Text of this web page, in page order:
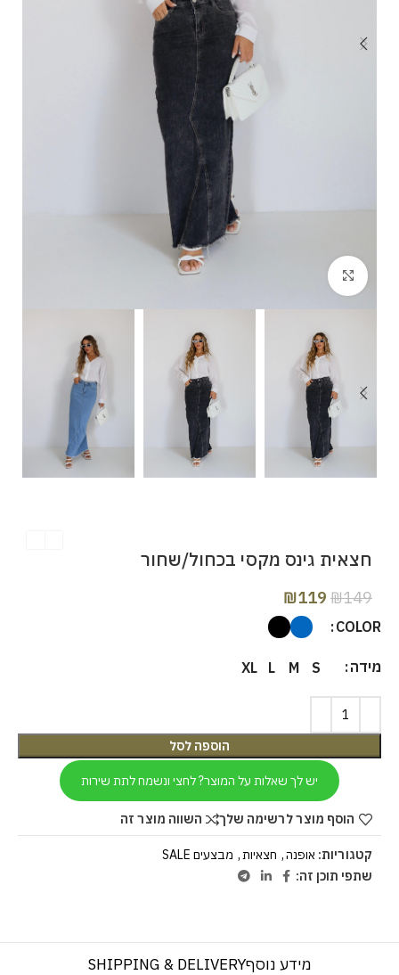
Click to enlarge
חצאית גינס מקסי בכחול/שחור
₪149
₪119
COLOR
מידה S
M
L
XL
הוספה לסל
יש לך שאלות על המוצר? לחצי ונשמח לתת שירות
הוסף מוצר לרשימה שלך השווה מוצר זה
קטגוריות: אופנה, חצאיות, מבצעים SALE
שתפי תוכן זה:
מידע נוסףSHIPPING & DELIVERY